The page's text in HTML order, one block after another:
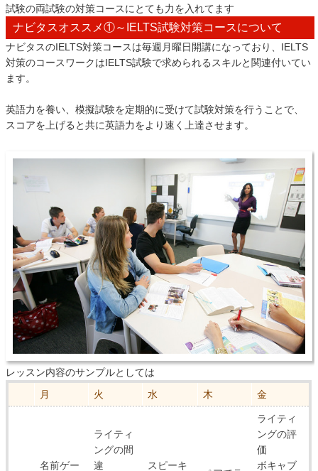
試験の両試験の対策コースにとても力を入れてます
ナビタスオススメ①～IELTS試験対策コースについて
ナビタスのIELTS対策コースは毎週月曜日開講になっており、IELTS
対策のコースワークはIELTS試験で求められるスキルと関連付いてい
ます。
英語力を養い、模擬試験を定期的に受けて試験対策を行うことで、
スコアを上げると共に英語力をより速く上達させます。
レッスン内容のサンプルとしては
月
火 水 木 金
名前ゲー
ライティ
ングの間
違
スピーキ
ライティ
ングの評
価
ボキャブ